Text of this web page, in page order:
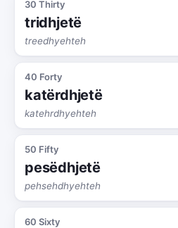
30 Thirty
tridhjetë
treedhyehteh
40 Forty
katërdhjetë
katehrdhyehteh
50 Fifty
pesëdhjetë
pehsehdhyehteh
60 Sixty